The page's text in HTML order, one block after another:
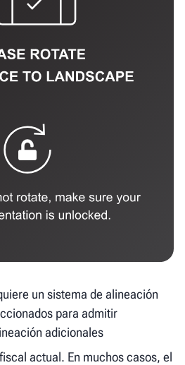
un sistema de alineación
para admitir
adicionales
actual. En muchos casos, el